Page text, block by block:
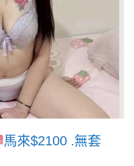
馬來$2100 .無套